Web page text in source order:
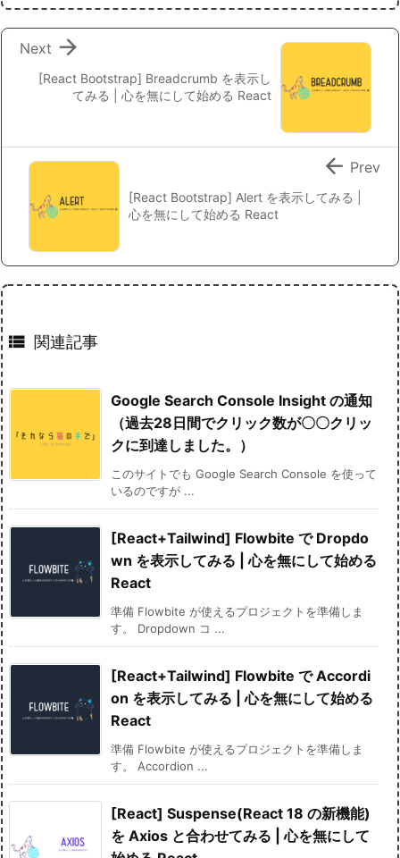
[React Bootstrap] Breadcrumb を表示し
てみる | 心を無にして始める React

Next
[React Bootstrap] Alert を表示してみる |
心を無にして始める React
 Prev
 関連記事
Google Search Console Insight の通知
（過去28日間でクリック数が〇〇クリッ
クに到達しました。）
このサイトでも Google Search Console を使って
いるのですが ...
[React+Tailwind] Flowbite で Dropdo
wn を表示してみる | 心を無にして始める
React
準備 Flowbite が使えるプロジェクトを準備しま
す。 Dropdown コ ...
[React+Tailwind] Flowbite で Accordi
on を表示してみる | 心を無にして始める
React
準備 Flowbite が使えるプロジェクトを準備しま
す。 Accordion ...
[React] Suspense(React 18 の新機能)
を Axios と合わせてみる | 心を無にして